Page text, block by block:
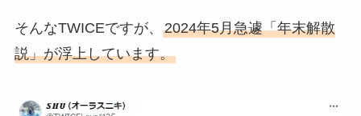
そんなTWICEですが、 2024年5月急遽「年末解散
説」が浮上しています。